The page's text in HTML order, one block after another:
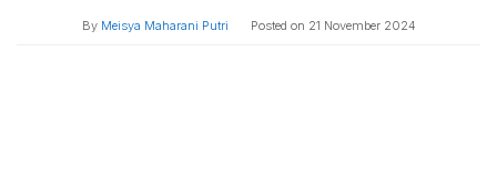
By Meisya Maharani Putri Posted on 21 November 2024